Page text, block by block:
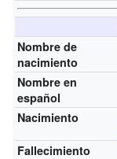
Nombre de
nacimiento
Nombre en
español
Nacimiento
Fallecimiento